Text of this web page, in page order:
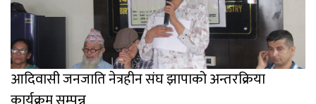
आदिवासी जनजाति नेत्रहीन संघ झापाको अन्तरक्रिया